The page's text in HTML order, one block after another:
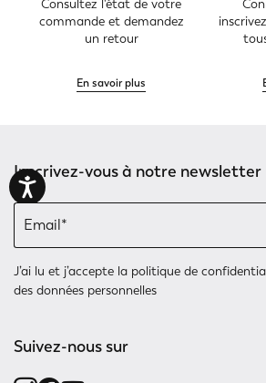
Consultez l'état de votre
commande et demandez
un retour
En savoir plus
Inscrivez-vous à notre newsletter
J’ai lu et j’accepte la politique de
des données personnelles
Suivez-nous sur